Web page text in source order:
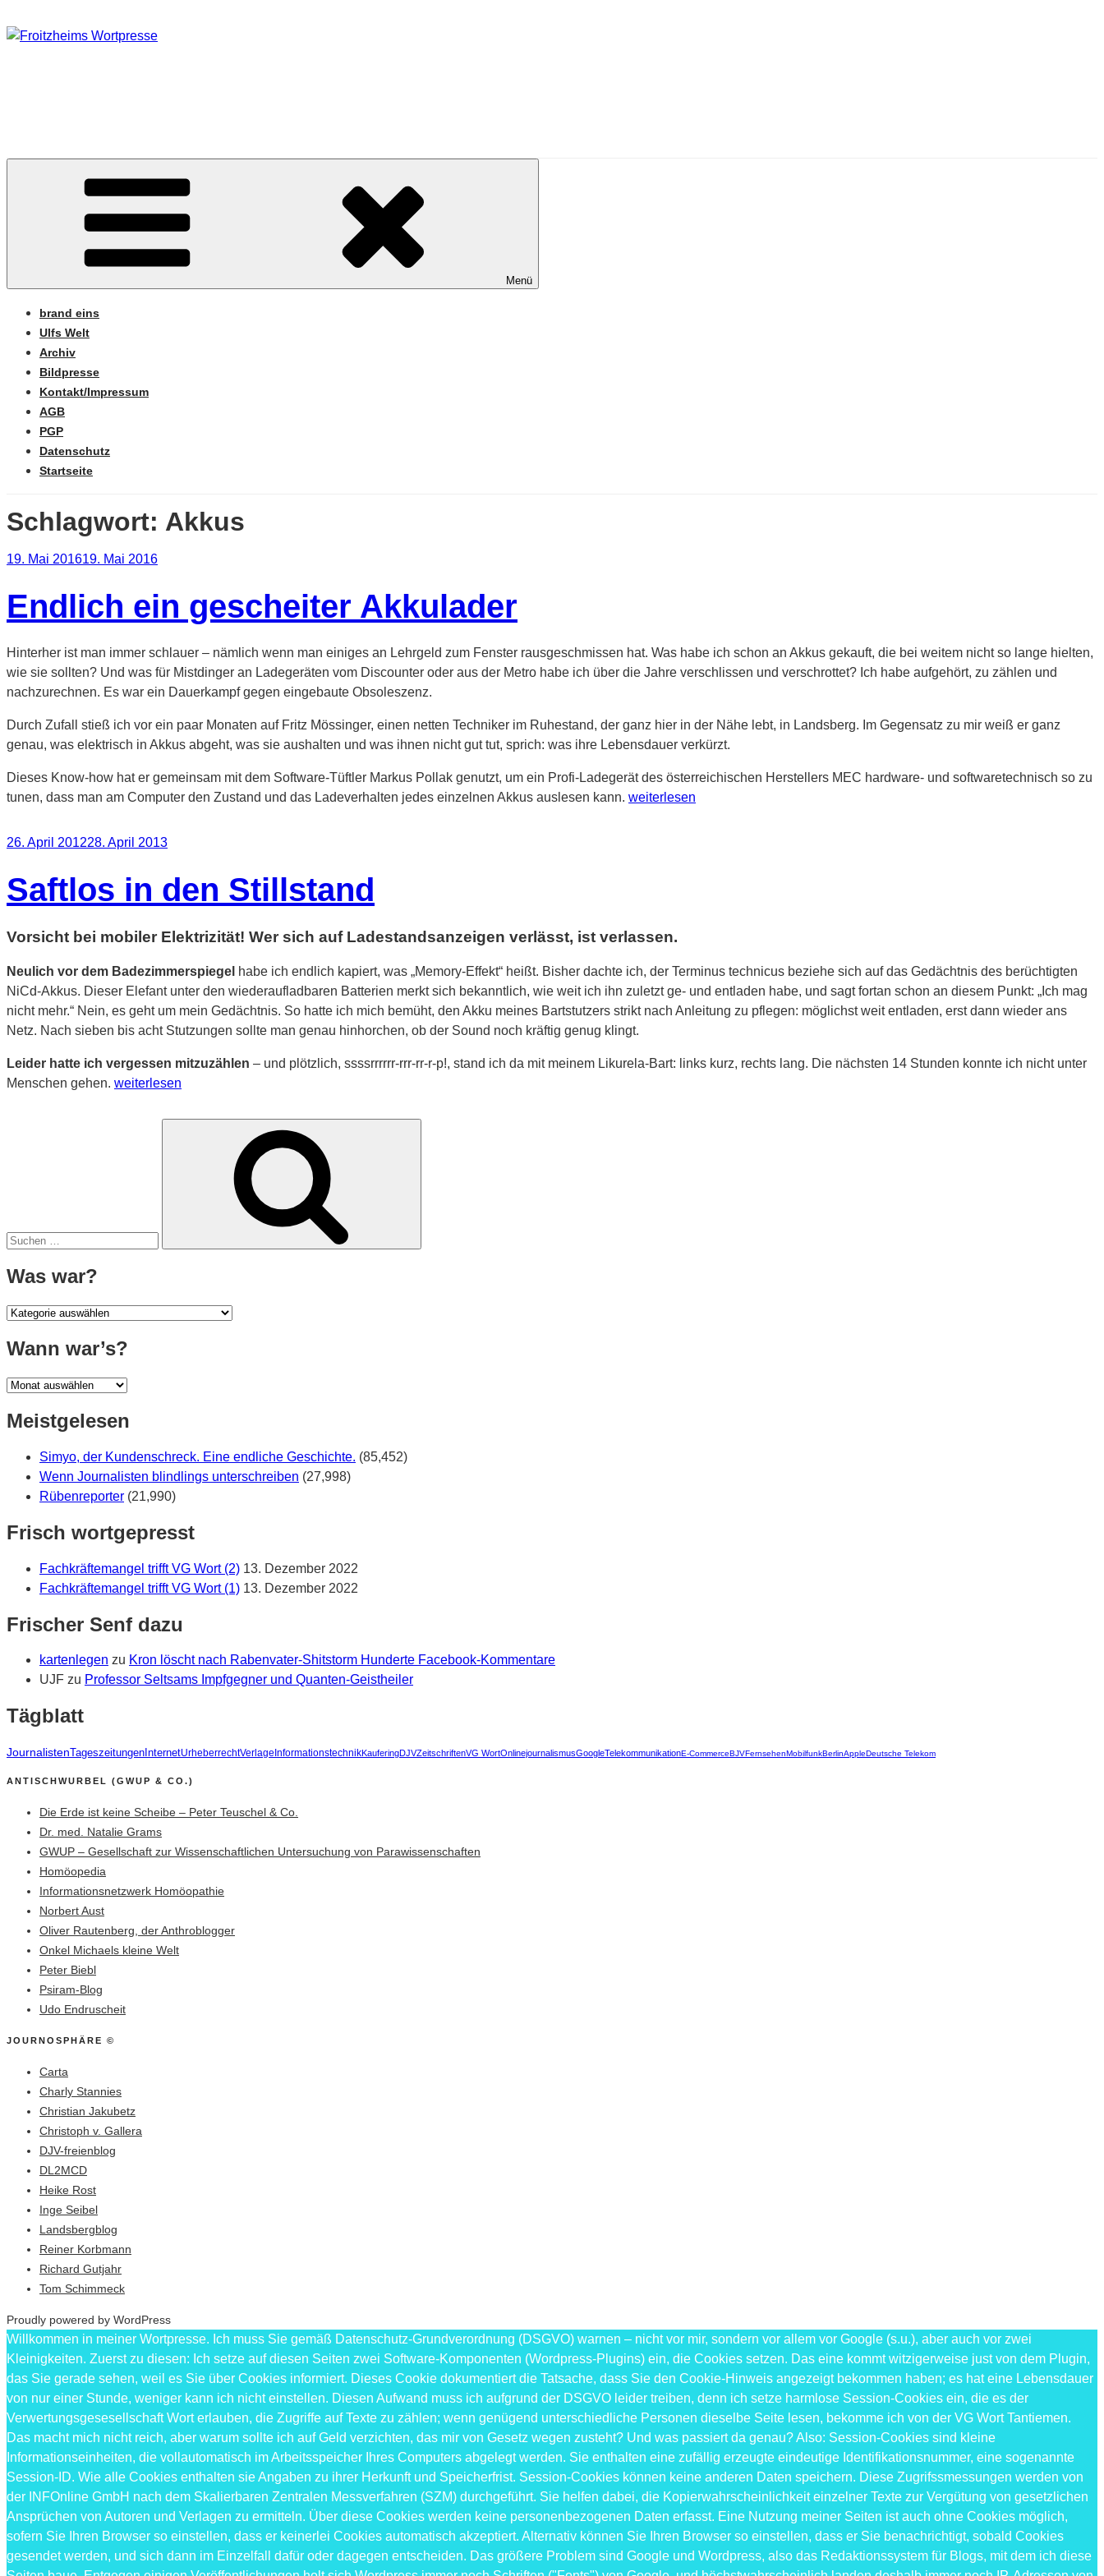
Inhalt
Menü
brand eins
Ulfs Welt
Archiv
Bildpresse
Kontakt/Impressum
AGB
PGP
Datenschutz
Startseite
Schlagwort: Akkus
Veröffentlicht
19. Mai 201619. Mai 2016
Endlich ein gescheiter Akkulader
Hinterher ist man immer schlauer – nämlich wenn man einiges an Lehrgeld zum Fenster rausgeschmissen hat. Was habe ich schon an Akkus gekauft, die bei weitem nicht so lange hielten,
wie sie sollten? Und was für Mistdinger an Ladegeräten vom Discounter oder aus der Metro habe ich über die Jahre verschlissen und verschrottet? Ich habe aufgehört, zu zählen und
nachzurechnen. Es war ein Dauerkampf gegen eingebaute Obsoleszenz.
Durch Zufall stieß ich vor ein paar Monaten auf Fritz Mössinger, einen netten Techniker im Ruhestand, der ganz hier in der Nähe lebt, in Landsberg. Im Gegensatz zu mir weiß er ganz
genau, was elektrisch in Akkus abgeht, was sie aushalten und was ihnen nicht gut tut, sprich: was ihre Lebensdauer verkürzt.
Dieses Know-how hat er gemeinsam mit dem Software-Tüftler Markus Pollak genutzt, um ein Profi-Ladegerät des österreichischen Herstellers MEC hardware- und softwaretechnisch so zu
tunen, dass man am Computer den Zustand und das Ladeverhalten jedes einzelnen Akkus auslesen kann. „Endlich
weiterlesen
Veröffentlicht
26. April 201228. April 2013
Saftlos in den Stillstand
Vorsicht bei mobiler Elektrizität! Wer sich auf Ladestandsanzeigen verlässt, ist verlassen.
Neulich vor dem Badezimmerspiegel habe ich endlich kapiert, was „Memory-Effekt“ heißt. Bisher dachte ich, der Terminus technicus beziehe sich auf das Gedächtnis des berüchtigten
NiCd-Akkus. Dieser Elefant unter den wiederaufladbaren Batterien merkt sich bekanntlich, wie weit ich ihn zuletzt ge- und entladen habe, und sagt fortan schon an diesem Punkt: „Ich mag
nicht mehr.“ Nein, es geht um mein Gedächtnis. So hatte ich mich bemüht, den Akku meines Bartstutzers strikt nach Anleitung zu pflegen: möglichst weit entladen, erst dann wieder ans
Netz. Nach sieben bis acht Stutzungen sollte man genau hinhorchen, ob der Sound noch kräftig genug klingt.
Leider hatte ich vergessen mitzuzählen – und plötzlich, ssssrrrrrr-rrr-rr-r-p!, stand ich da mit meinem Likurela-Bart: links kurz, rechts lang. Die nächsten 14 Stunden konnte ich nicht unter
Menschen gehen. „Saftlos
weiterlesen
Was war?
Was
Wann war’s?
Wann
Meistgelesen
Simyo, der Kundenschreck. Eine endliche Geschichte. (85,452)
Wenn Journalisten blindlings unterschreiben (27,998)
Rübenreporter (21,990)
Frisch wortgepresst
Fachkräftemangel trifft VG Wort (2) 13. Dezember 2022
Fachkräftemangel trifft VG Wort (1) 13. Dezember 2022
Frischer Senf dazu
kartenlegen zu Kron löscht nach Rabenvater-Shitstorm Hunderte Facebook-Kommentare
UJF zu Professor Seltsams Impfgegner und Quanten-Geistheiler
Tägblatt
JournalistenTageszeitungen InternetUrheberrechtVerlage InformationstechnikKauferingDJVZeitschriftenVG WortOnlinejournalismusGoogleTelekommunikationE-CommerceBJVFernsehenMobilfunkBerlinAppleDeutsche Telekom
ANTISCHWURBEL (GWUP & CO.)
Die Erde ist keine Scheibe – Peter Teuschel & Co.
Dr. med. Natalie Grams
GWUP – Gesellschaft zur Wissenschaftlichen Untersuchung von Parawissenschaften
Homöopedia
Informationsnetzwerk Homöopathie
Norbert Aust
Oliver Rautenberg, der Anthroblogger
Onkel Michaels kleine Welt
Peter Biebl
Psiram-Blog
Udo Endruscheit
JOURNOSPHÄRE ©
Carta
Charly Stannies
Christian Jakubetz
Christoph v. Gallera
DJV-freienblog
DL2MCD
Heike Rost
Inge Seibel
Landsbergblog
Reiner Korbmann
Richard Gutjahr
Tom Schimmeck
Proudly powered by WordPress
Willkommen in meiner Wortpresse. Ich muss Sie gemäß Datenschutz-Grundverordnung (DSGVO) warnen – nicht vor mir, sondern vor allem vor Google (s.u.), aber auch vor zwei
Kleinigkeiten. Zuerst zu diesen: Ich setze auf diesen Seiten zwei Software-Komponenten (Wordpress-Plugins) ein, die Cookies setzen. Das eine kommt witzigerweise just von dem Plugin,
das Sie gerade sehen, weil es Sie über Cookies informiert. Dieses Cookie dokumentiert die Tatsache, dass Sie den Cookie-Hinweis angezeigt bekommen haben; es hat eine Lebensdauer
von nur einer Stunde, weniger kann ich nicht einstellen. Diesen Aufwand muss ich aufgrund der DSGVO leider treiben, denn ich setze harmlose Session-Cookies ein, die es der
Verwertungsgesesellschaft Wort erlauben, die Zugriffe auf Texte zu zählen; wenn genügend unterschiedliche Personen dieselbe Seite lesen, bekomme ich von der VG Wort Tantiemen.
Das macht mich nicht reich, aber warum sollte ich auf Geld verzichten, das mir von Gesetz wegen zusteht? Und was passiert da genau? Also: Session-Cookies sind kleine
Informationseinheiten, die vollautomatisch im Arbeitsspeicher Ihres Computers abgelegt werden. Sie enthalten eine zufällig erzeugte eindeutige Identifikationsnummer, eine sogenannte
Session-ID. Wie alle Cookies enthalten sie Angaben zu ihrer Herkunft und Speicherfrist. Session-Cookies können keine anderen Daten speichern. Diese Zugrifssmessungen werden von
der INFOnline GmbH nach dem Skalierbaren Zentralen Messverfahren (SZM) durchgeführt. Sie helfen dabei, die Kopierwahrscheinlichkeit einzelner Texte zur Vergütung von gesetzlichen
Ansprüchen von Autoren und Verlagen zu ermitteln. Über diese Cookies werden keine personenbezogenen Daten erfasst. Eine Nutzung meiner Seiten ist auch ohne Cookies möglich,
sofern Sie Ihren Browser so einstellen, dass er keinerlei Cookies automatisch akzeptiert. Alternativ können Sie Ihren Browser so einstellen, dass er Sie benachrichtigt, sobald Cookies
gesendet werden, und sich dann im Einzelfall dafür oder dagegen entscheiden. Das größere Problem sind Google und Wordpress, also das Redaktionssystem für Blogs, mit dem ich diese